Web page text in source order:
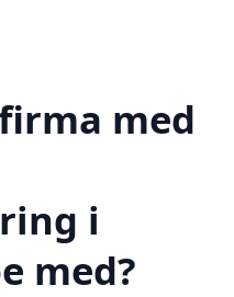
med
i
med?